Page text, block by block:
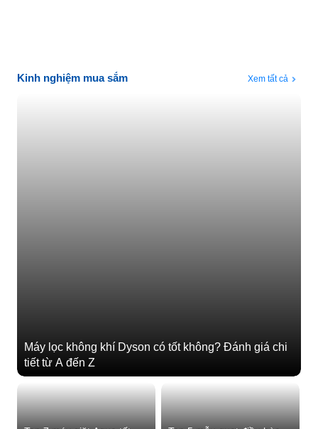
Kinh nghiệm mua sắm Xem tất cả
Máy lọc không khí Dyson có tốt không? Đánh giá chi
tiết từ A đến Z